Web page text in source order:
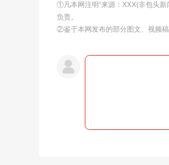
①凡本网注明“来源：XXX(非包头新
负责。
②鉴于本网发布的部分图文、视频